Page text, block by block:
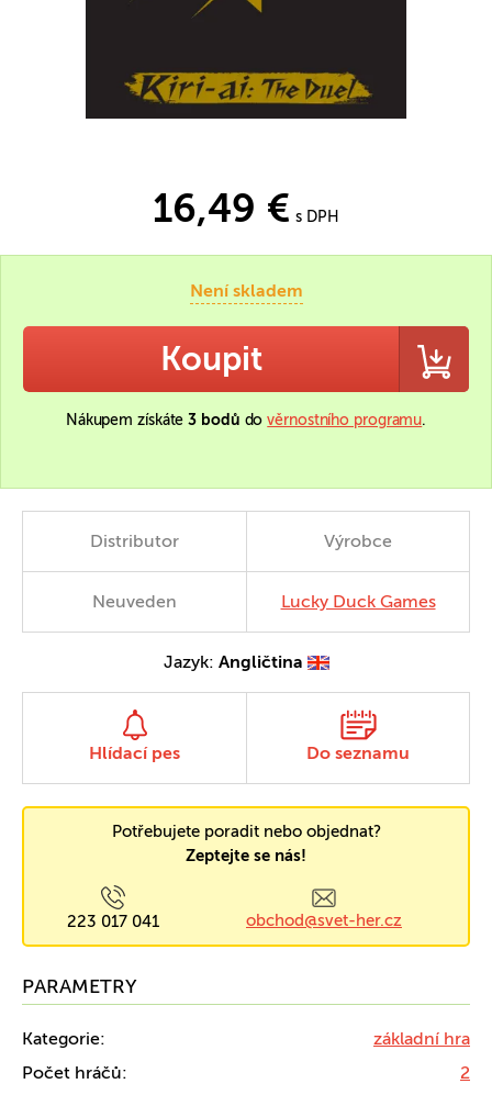
16,49 € s DPH
Není skladem
Koupit
Nákupem získáte3 bodů dověrnostního programu.
Distributor Výrobce
Neuveden Lucky Duck Games
Jazyk: Angličtina
Hlídací pes Do seznamu
Potřebujete poradit nebo objednat?
Zeptejte se nás!
223 017 041 obchod@svet-her.cz
PARAMETRY
Kategorie:
základní hra
Počet hráčů:
2